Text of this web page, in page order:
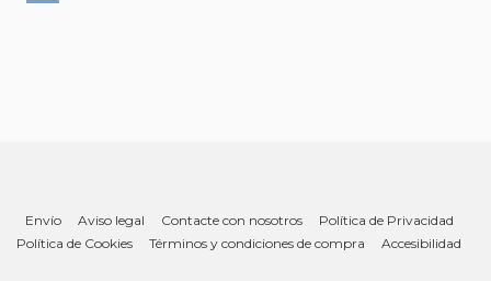
Envío Aviso legal Contacte con nosotros
Política de Privacidad
Política de Cookies
Términos y condiciones de compra Accesibilidad